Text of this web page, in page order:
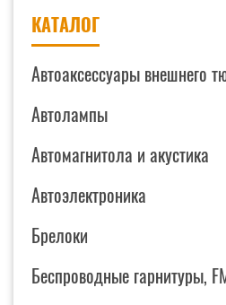
КАТАЛОГ
Автоаксессуары внешнего
Автолампы
Автомагнитола и акустика
Автоэлектроника
Брелоки
Беспроводные гарнитуры,
см*43
см